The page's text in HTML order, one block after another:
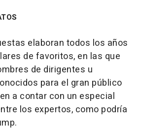
elaboran todos los años
de favoritos, en las que
de dirigentes u
para el gran público
a contar con un especial
los expertos, como podría